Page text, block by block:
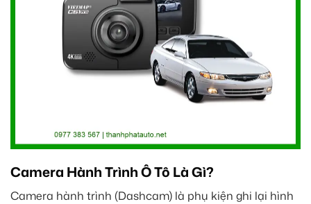
Camera Hành Trình Ô Tô Là Gì?
Camera hành trình (Dashcam) là phụ kiện ghi lại hình